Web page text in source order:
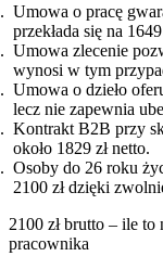
Umowa o pracę
przekłada się na
Umowa zlecenie
wynosi w tym
Umowa o dzieło
lecz nie zapewnia
Kontrakt B2B przy
około 1829 zł netto.
Osoby do 26 roku
2100 zł dzięki
2100 zł brutto – ile
pracownika